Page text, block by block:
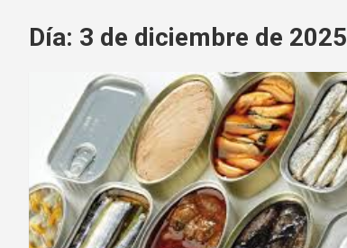
Día: 3 de diciembre de 2025